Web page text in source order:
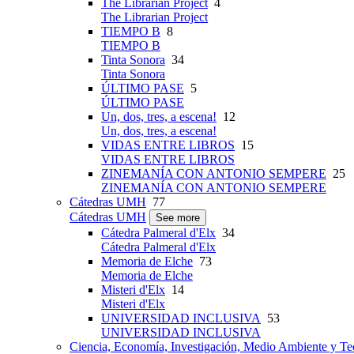
The Librarian Project 4
The Librarian Project
TIEMPO B 8
TIEMPO B
Tinta Sonora 34
Tinta Sonora
ÚLTIMO PASE 5
ÚLTIMO PASE
Un, dos, tres, a escena! 12
Un, dos, tres, a escena!
VIDAS ENTRE LIBROS 15
VIDAS ENTRE LIBROS
ZINEMANÍA CON ANTONIO SEMPERE 25
ZINEMANÍA CON ANTONIO SEMPERE
Cátedras UMH 77
Cátedras UMH
See more
Cátedra Palmeral d'Elx 34
Cátedra Palmeral d'Elx
Memoria de Elche 73
Memoria de Elche
Misteri d'Elx 14
Misteri d'Elx
UNIVERSIDAD INCLUSIVA
53
UNIVERSIDAD INCLUSIVA
Ciencia, Economía, Investigación, Medio Ambiente y